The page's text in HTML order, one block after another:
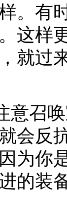
。有
这样
就过
意召
会反
为你
的装